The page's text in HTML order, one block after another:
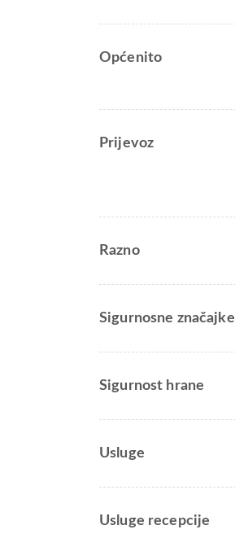
Općenito
Prijevoz
Razno
Sigurnosne značajke
Sigurnost hrane
Usluge
Usluge recepcije